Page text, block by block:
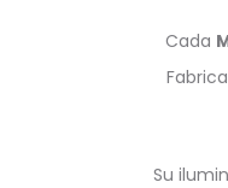
Cada
Su